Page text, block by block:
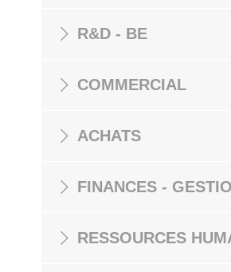
R&D - BE
COMMERCIAL
ACHATS
FINANCES -
RESSOURCES